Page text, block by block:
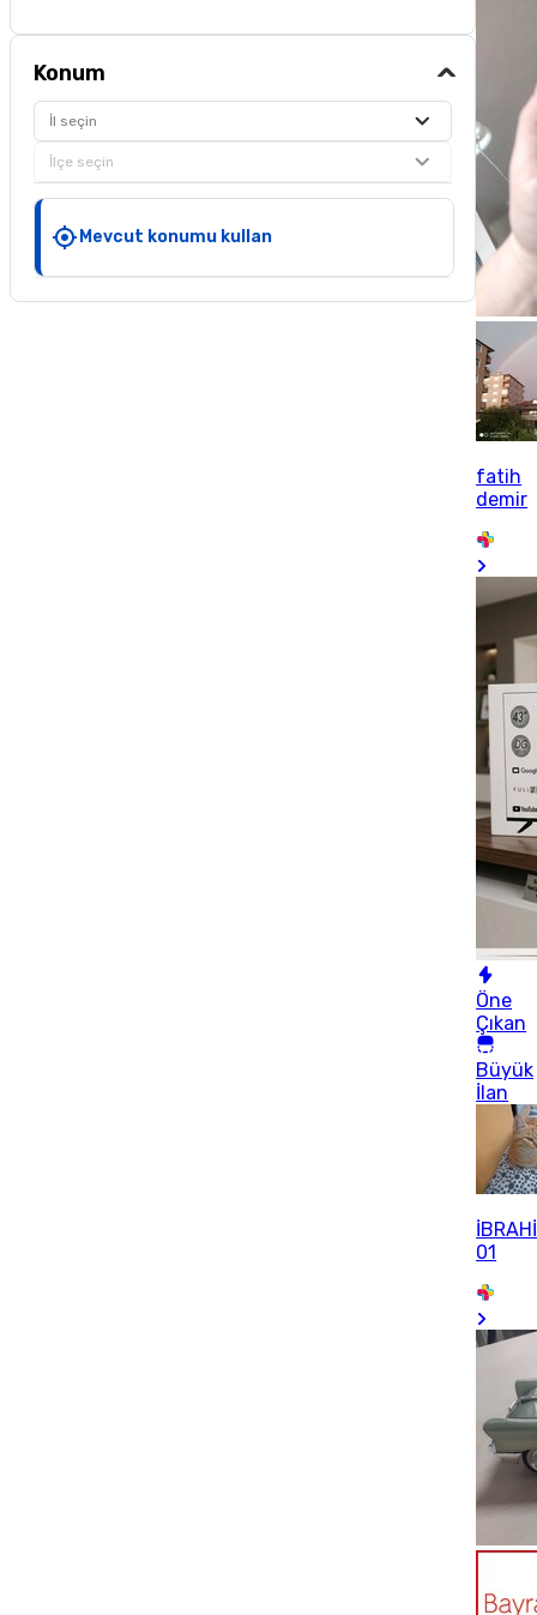
Konum
İl seçin
İlçe seçin
Mevcut konumu kullan
fatih
demir
Öne
Çıkan
Büyük
İlan
01